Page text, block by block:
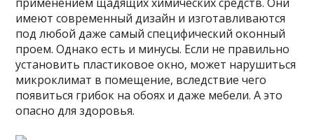
имеют современный дизайн и изготавливаются
под любой даже самый специфический оконный
проем. Однако есть и минусы. Если не правильно
установить пластиковое окно, может нарушиться
микроклимат в помещение, вследствие чего
появиться грибок на обоях и даже мебели. А это
опасно для здоровья.